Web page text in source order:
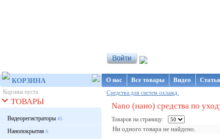
КОРЗИНА
Корзина пуста
ТОВАРЫ
Видеорегистраторы 45
Нанопокрытия 6
О нас Все товары Видео
Средства для систем охлажд.
Nano (нано) средства по
Товаров на страницу:
Ни одного товара не найдено.